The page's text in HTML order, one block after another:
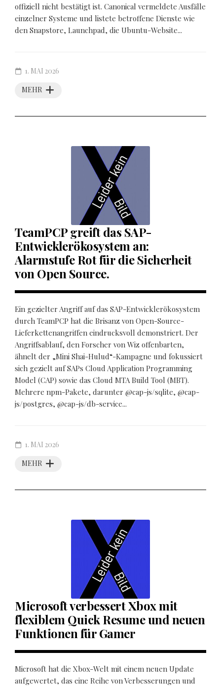
offiziell nicht bestätigt ist. Canonical vermeldete Ausfälle
einzelner Systeme und listete betroffene Dienste wie
den Snapstore, Launchpad, die Ubuntu-Website...
MEHR
1. MAI 2026
TeamPCP greift das SAP-
Entwicklerökosystem an:
Alarmstufe Rot für die Sicherheit
von Open Source.
Ein gezielter Angriff auf das SAP-Entwicklerökosystem
durch TeamPCP hat die Brisanz von Open-Source-
Lieferkettenangriffen eindrucksvoll demonstriert. Der
Angriffsablauf, den Forscher von Wiz offenbarten,
ähnelt der „Mini Shai-Hulud“-Kampagne und fokussiert
sich gezielt auf SAPs Cloud Application Programming
Model (CAP) sowie das Cloud MTA Build Tool (MBT).
Mehrere npm-Pakete, darunter @cap-js/sqlite, @cap-
js/postgres, @cap-js/db-service...
MEHR
1. MAI 2026
Microsoft verbessert Xbox mit
flexiblem Quick Resume und neuen
Funktionen für Gamer
Microsoft hat die Xbox-Welt mit einem neuen Update
aufgewertet, das eine Reihe von Verbesserungen und